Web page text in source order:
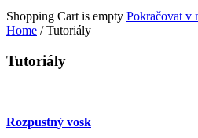
Shopping Cart is empty Pokračovat v
Home / Tutoriály
Tutoriály
Rozpustný vosk